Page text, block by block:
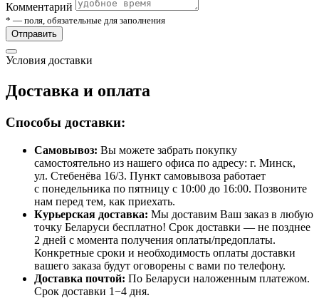
Комментарий
* — поля, обязательные для заполнения
Отправить
Условия доставки
Доставка и оплата
Способы доставки:
Самовывоз: Вы можете забрать покупку
самостоятельно из нашего офиса по адресу: г. Минск,
ул. Стебенёва 16/3. Пункт самовывоза работает
с понедельника по пятницу с 10:00 до 16:00. Позвоните
нам перед тем, как приехать.
Курьерская доставка: Мы доставим Ваш заказ в любую
точку Беларуси бесплатно! Срок доставки — не позднее
2 дней с момента получения оплаты/предоплаты.
Конкретные сроки и необходимость оплаты доставки
вашего заказа будут оговорены с вами по телефону.
Доставка почтой: По Беларуси наложенным платежом.
Срок доставки 1−4 дня.